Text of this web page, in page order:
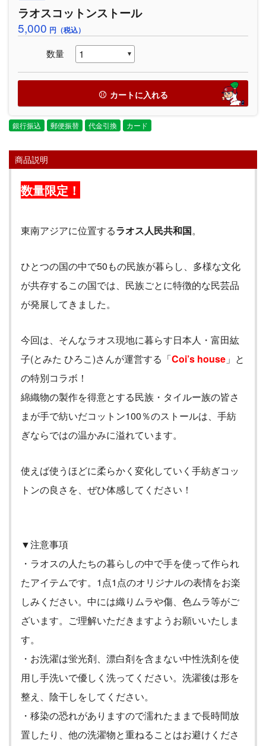
ラオスコットンストール
5,000 円（税込）
数量
カートに入れる
銀行振込 郵便振替 代金引換 カード
商品説明
数量限定！
東南アジアに位置するラオス人民共和国。
ひとつの国の中で50もの民族が暮らし、多様な文化
が共存するこの国では、民族ごとに特徴的な民芸品
が発展してき ました。
今回は、そんなラオス現地に暮らす日本人・富田紘
子(とみた ひろこ)さんが運営する「Coi’s house 」と
の特別コラボ ！
綿織物の製作を得意とする民族・タイルー族の皆さ
まが手で紡いだコットン100％のストールは、手紡
ぎならではの温かみに溢れています。
使えば使うほどに柔らかく変化していく手紡ぎコッ
トンの良さを、ぜひ体感してください！
▼注意事項
・ラオスの人たちの暮らしの中で手を使って作られ
たアイテムです。 1 点1 点のオリジナルの表情をお楽
しみください。中には織りムラや傷、色ムラ等がご
ざいます。ご理解いただきますようお願いいたしま
す。
・お洗濯は蛍光剤、漂白剤を含まない中性洗剤を使
用し手洗いで優しく洗ってください。洗濯後は形を
整え、陰干しをしてください。
・移染の恐れがありますので濡れたままで長時間放
置したり、他の洗濯物と重ねることはお避けくださ